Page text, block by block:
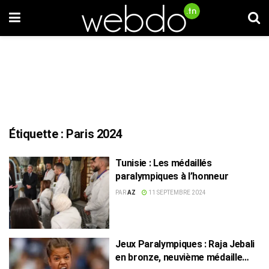
Étiquette : Paris 2024
Tunisie : Les médaillés
paralympiques à l’honneur
PARAZ 11 SEPTEMBRE 2024
Jeux Paralympiques : Raja Jebali
en bronze, neuvième médaille